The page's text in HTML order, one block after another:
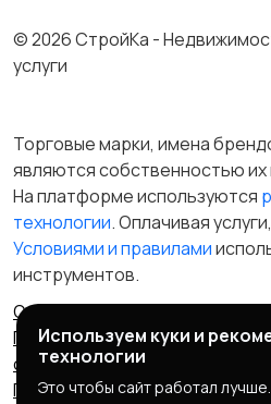
Сельское хозяйство
Страхование
Туризм и гостиницы
© 2026 СтройКа -
услуги
Торговые марки, имена
являются собственностью
На платформе используются
технологии. Оплачивая
Условиями и правилами
инструментов.
Отказ от ответственности
Политика
соглашение
Запрещенные
Правообладателям
Используем куки и
технологии
Это чтобы сайт работал